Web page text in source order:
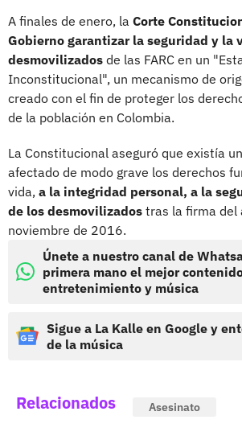
A finales de enero, la Corte
Gobierno garantizar la seguridad y la
desmovilizados de las FARC en un
Inconstitucional", un mecanismo de
creado con el fin de proteger los
de la población en Colombia.
La Constitucional aseguró que existía
afectado de modo grave los derechos
vida, a la integridad personal, a la
de los desmovilizados tras la firma del
noviembre de 2016.
Únete a nuestro canal de
primera mano el mejor
entretenimiento y música
Sigue a La Kalle en Google y
de la música
Relacionados Asesinato